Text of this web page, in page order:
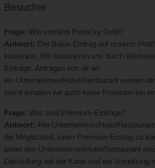
Besucher
Frage: Wie verdient Portal xy Geld?
Antwort: Der Basis-Eintrag auf unserer
kostenlos. Wir finanzieren uns durch
Einträge. Anfragen von dir an
ein Unternehmen/Hotel/Restaurant werden
somit erhalten wir auch keine Provision bei
Frage: Was sind Premium-Einträge?
Antwort: Alle Unternehmen/Hotel/
die Möglichkeit, einen Premium-Eintrag zu
bietet den Unternehmen/Hotel/Restaurant
Darstellung auf der Karte und ein Vorreihung